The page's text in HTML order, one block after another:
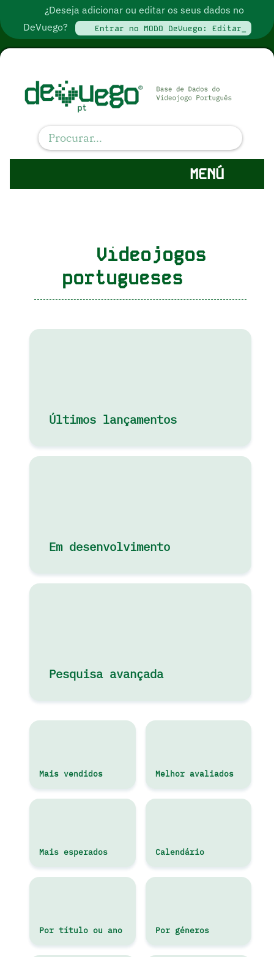
¿Deseja adicionar ou editar os seus dados no
DeVuego?
Entrar no MODO DeVuego: Editar_
MENÚ
Videojogos
portugueses
Últimos lançamentos
Em desenvolvimento
Pesquisa avançada
Mais vendidos Melhor avaliados
Mais esperados Calendário
Por título ou ano Por géneros